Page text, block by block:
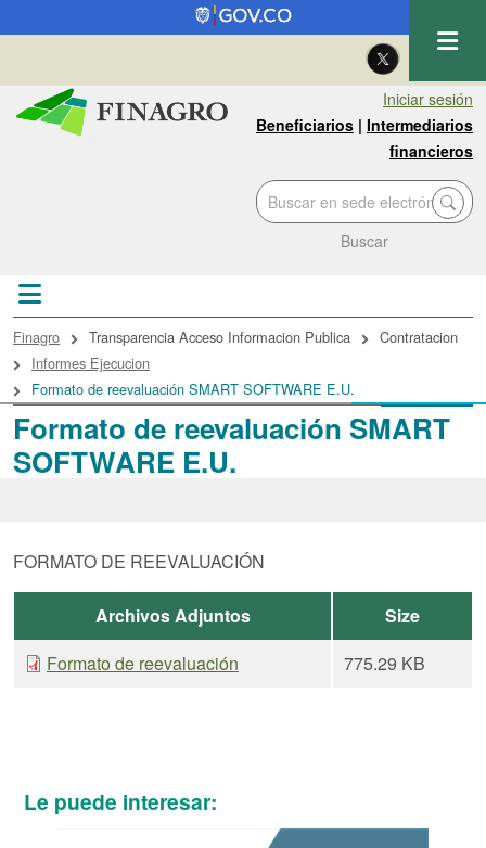
Pasar al contenido principal
| Eng
Iniciar sesión
Beneficiarios | Intermediarios
financieros
Buscar
Formato de reevaluación SMART
SOFTWARE E.U.
enlaces de ayuda a la
Finagro Transparencia Acceso Informacion Publica
Contratacion
Informes Ejecucion
Formato de reevaluación SMART SOFTWARE E.U.
FORMATO DE REEVALUACIÓN
Archivos Adjuntos
Size
Formato de reevaluación
775.29 KB
Le puede interesar: